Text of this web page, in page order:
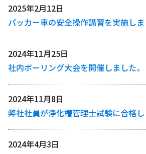
2025年2月12日
パッカー車の安全操作講習を実施しま
2024年11月25日
社内ボーリング大会を開催しました。
2024年11月8日
弊社社員が浄化槽管理士試験に合格し
2024年4月3日